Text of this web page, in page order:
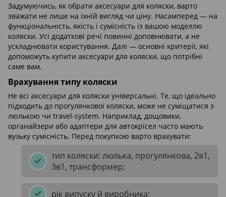
Задумуючись, як обрати аксесуари для коляски, варто
зважати не лише на їхній вигляд чи ціну. Насамперед — на
функціональність, якість і сумісність із вашою моделлю
коляски. Усі додаткові речі повинні доповнювати, а не
ускладнювати користування. Далі — основні критерії, які
допоможуть купити аксесуари для коляски, що потрібні
саме вам.
Врахування типу коляски
Не всі аксесуари для коляски універсальні. Те, що ідеально
підходить до прогулянкової коляски, може не суміщатися з
люлькою чи travel-system. Наприклад, дощовики,
органайзери або адаптери для автокрісел часто мають
вузьку сумісність. Перед покупкою варто врахувати:
тип коляски: люлька, прогулянкова, 2в1,
3в1, трансформер;
рік випуску й виробника;